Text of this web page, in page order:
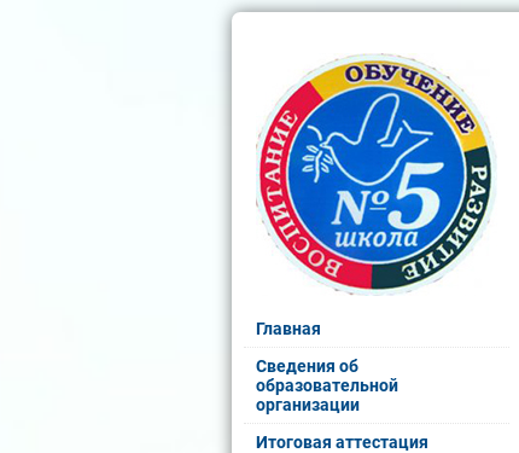
Главная
Сведения об
образовательной
организации
Итоговая аттестация